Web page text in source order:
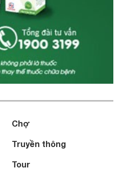
Chợ
Truyền thông
Tour